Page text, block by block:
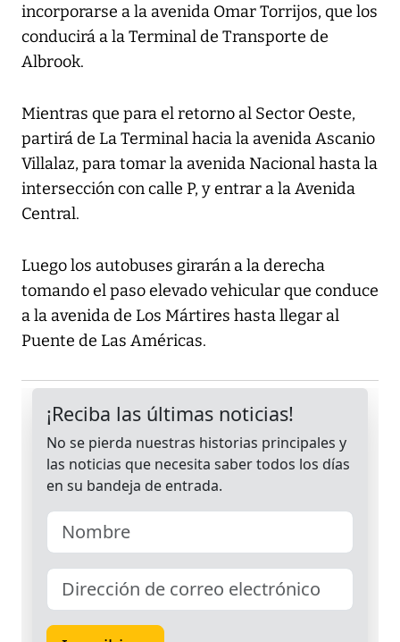
incorporarse a la avenida Omar Torrijos, que los
conducirá a la Terminal de Transporte de
Albrook.
Mientras que para el retorno al Sector Oeste,
partirá de La Terminal hacia la avenida Ascanio
Villalaz, para tomar la avenida Nacional hasta la
intersección con calle P, y entrar a la Avenida
Central.
Luego los autobuses girarán a la derecha
tomando el paso elevado vehicular que conduce
a la avenida de Los Mártires hasta llegar al
Puente de Las Américas.